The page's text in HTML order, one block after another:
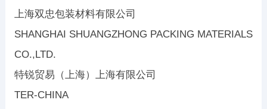
上海双忠包装材料有限公司
SHANGHAI SHUANGZHONG PACKING MATERIALS
CO.,LTD.
特锐贸易（上海）上海有限公司
TER-CHINA